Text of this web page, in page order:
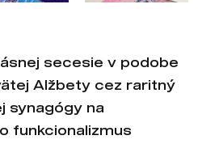
secesie v podobe
Alžbety cez raritný
synagógy na
funkcionalizmus